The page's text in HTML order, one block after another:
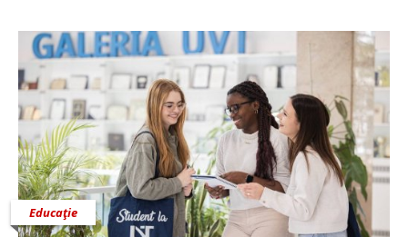
Educaţie